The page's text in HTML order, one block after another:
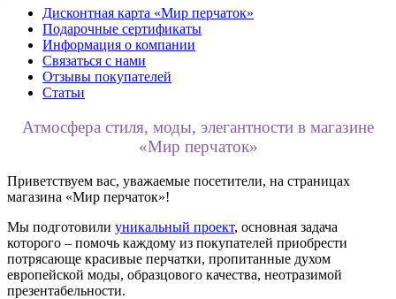
Дисконтная карта «Мир перчаток»
Подарочные сертификаты
Информация о компании
Связаться с нами
Отзывы покупателей
Статьи
Атмосфера стиля, моды, элегантности в магазине
«Мир перчаток»
Приветствуем вас, уважаемые посетители, на страницах
магазина «Мир перчаток»!
Мы подготовили уникальный проект, основная задача
которого – помочь каждому из покупателей приобрести
потрясающе красивые перчатки, пропитанные духом
европейской моды, образцового качества, неотразимой
презентабельности.